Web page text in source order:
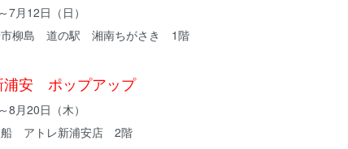
7月12日（日）
市柳島 道の駅 湘南ちがさき 1階
浦安 ポップアップ
8月20日（木）
船 アトレ新浦安店 2階